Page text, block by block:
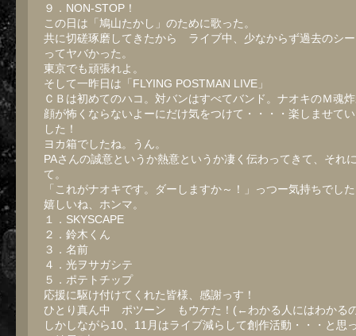
９．NON-STOP！
この日は「鳩山たかし」のために歌った。
共に切磋琢磨してきたから ライブ中、少なからず過去のシ
ってヤバかった。
東京でも頑張れよ。
そして一昨日は「FLYING POSTMAN LIVE」
ＣＢは初めてのハコ。対バンはすべてバンド。ナオキのＭ魂
顔が怖くならないよーにだけ気をつけて・・・・楽しませて
した！
ヨカ箱でしたね。うん。
PAさんの誠意というか熱意というか凄く伝わってきて、それ
て。
「これがナオキです。ダーしますか～！」っつー気持ちでし
嬉しいね、ホンマ。
１．SKYSCAPE
２．鈴木くん
３．名前
４．光ヲサガシテ
５．ポテトチップ
応援に駆け付けてくれた皆様、感謝っす！
ひとり真ん中 ポツーン もウケた！(←わかる人にはわかる
しかしながら10、11月はライブ減らして創作活動・・・と思